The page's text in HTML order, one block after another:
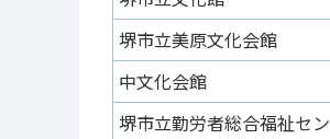
堺市立美原文化会館
中文化会館
堺市立勤労者総合福祉セ